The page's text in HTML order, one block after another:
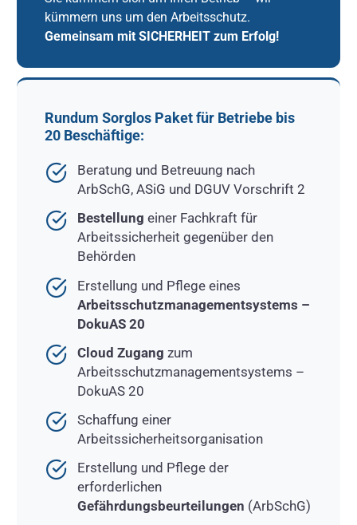
kümmern uns um den Arbeitsschutz.
Gemeinsam mit SICHERHEIT zum Erfolg!
Rundum Sorglos Paket für Betriebe bis
20 Beschäftige:
Beratung und Betreuung nach
ArbSchG, ASiG und DGUV Vorschrift 2
Bestellung einer Fachkraft für
Arbeitssicherheit gegenüber den
Behörden
Erstellung und Pflege eines
Arbeitsschutzmanagementsystems –
DokuAS 20
Cloud Zugang zum
Arbeitsschutzmanagementsystems –
DokuAS 20
Schaffung einer
Arbeitssicherheitsorganisation
Erstellung und Pflege der
erforderlichen
Gefährdungsbeurteilungen (ArbSchG)